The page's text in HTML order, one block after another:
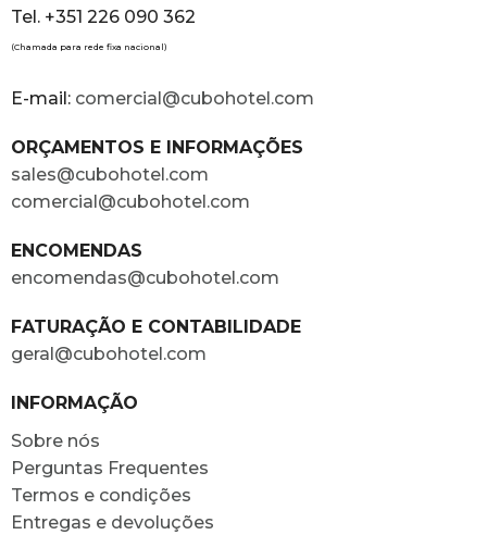
Tel. +351 226 090 362
(Chamada para rede fixa nacional)
E-mail: comercial@cubohotel.com
ORÇAMENTOS E INFORMAÇÕES
sales@cubohotel.com
comercial@cubohotel.com
ENCOMENDAS
encomendas@cubohotel.com
FATURAÇÃO E CONTABILIDADE
geral@cubohotel.com
INFORMAÇÃO
Sobre nós
Perguntas Frequentes
Termos e condições
Entregas e devoluções